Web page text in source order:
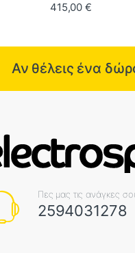
415,00€
Αν θέλεις ένα
Πες μας τις ανάγκες
2594031278